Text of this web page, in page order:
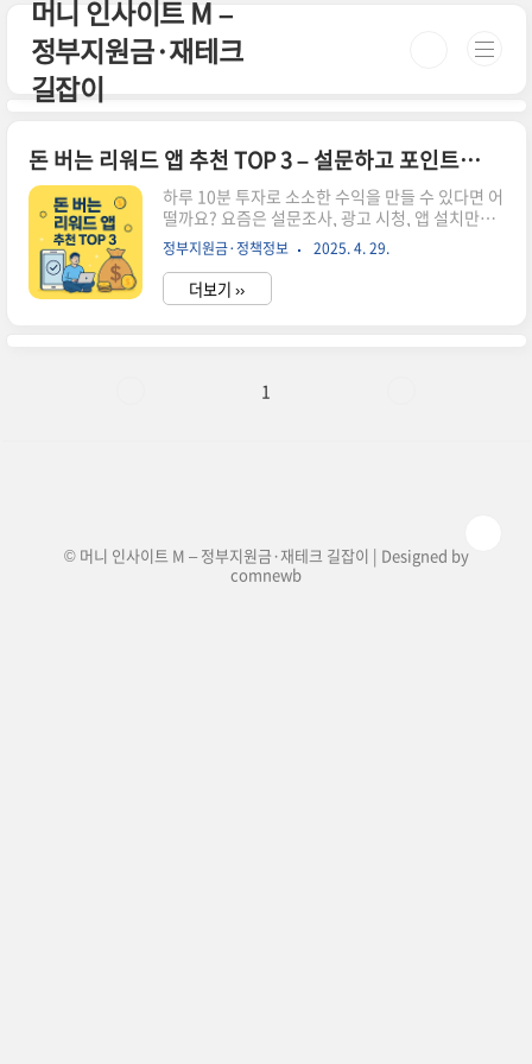
본문 바로가기
머니 인사이트 M –
정부지원금·재테크
길잡이
돈 버는 리워드 앱 추천 TOP 3 – 설문하고 포인트 받기
하루 10분 투자로 소소한 수익을 만들 수 있다면 어
떨까요? 요즘은 설문조사, 광고 시청, 앱 설치만으
로도 포인트를 쌓고 현금처럼 사용할 수 있는 리워
드 앱들이 인기입니다. 특히 학생, 주부, 직장인까
지 누구나 부담 없이 시작할 수 있어 꾸준한 수익 창
출의 기회가 됩니다. 이번 포스팅에서는 2025년 기
리워드 앱입니다. 회원가입 후 간단한 인적 사항을
정부지원금·정책정보 2025. 4. 29.
더보기 ››
1
© 머니 인사이트 M – 정부지원금·재테크 길잡이 | Designed by
comnewb